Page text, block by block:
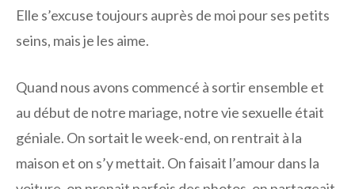
Elle s’excuse toujours auprès de moi pour ses petits
seins, mais je les aime.
Quand nous avons commencé à sortir ensemble et
au début de notre mariage, notre vie sexuelle était
géniale. On sortait le week-end, on rentrait à la
maison et on s’y mettait. On faisait l’amour dans la